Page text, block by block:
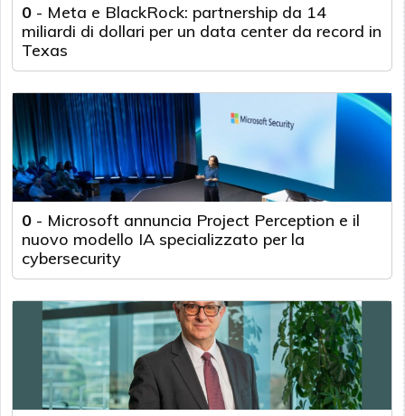
0 - Meta e BlackRock: partnership da 14
miliardi di dollari per un data center da record in
Texas
0 - Microsoft annuncia Project Perception e il
nuovo modello IA specializzato per la
cybersecurity